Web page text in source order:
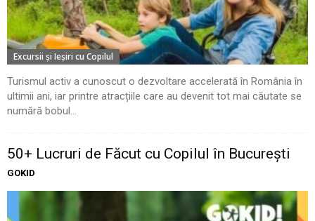
Excursii şi Ieşiri cu Copilul
Turismul activ a cunoscut o dezvoltare accelerată în România în
ultimii ani, iar printre atracțiile care au devenit tot mai căutate se
numără bobul...
50+ Lucruri de Făcut cu Copilul în București
GOKID